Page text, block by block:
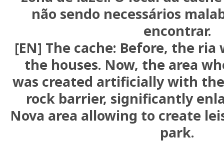
não sendo necessários
encontrar.
[EN] The cache: Before, the ria
the houses. Now, the area
was created artificially with
rock barrier, significantly
Nova area allowing to create
park.